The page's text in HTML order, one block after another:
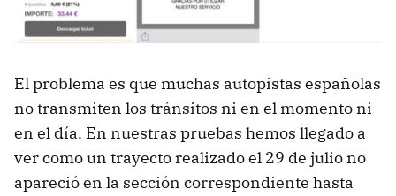
El problema es que muchas autopistas españolas
no transmiten los tránsitos ni en el momento ni
en el día. En nuestras pruebas hemos llegado a
ver como un trayecto realizado el 29 de julio no
apareció en la sección correspondiente hasta